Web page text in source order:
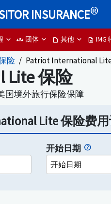
INSURANCE®
groups 团体 draft 其他 description IMG
险 Patriot International
Lite 保险
国境外旅行保险保障
Lite 保险费
开始日期